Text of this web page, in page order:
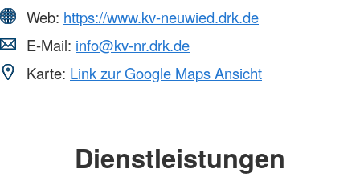
Web: https://www.kv-neuwied.drk.de
E-Mail: info@kv-nr.drk.de
Karte: Link zur Google Maps Ansicht
Dienstleistungen